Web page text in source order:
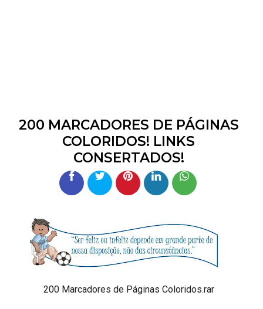
200 MARCADORES DE PÁGINAS
COLORIDOS! LINKS
CONSERTADOS!
200 Marcadores de Páginas Coloridos.rar